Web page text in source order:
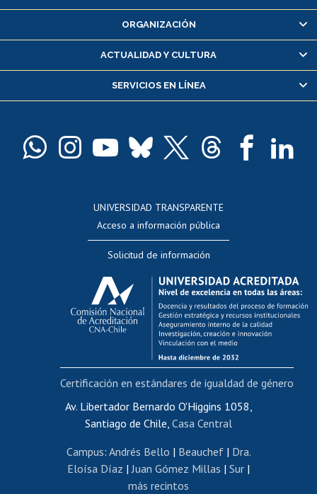
Inscripción y cambio de asignaturas
Consulta y certificado de notas
Servicio médico y dental
Pago de arancel y crédito alumnos
Docentes
Evaluación docente
Calificación académica
Postulación al AUCAI
Funcionarias/os
Cursos internos de capacitación
Bienestar del personal
Portal de movilidad interna
Certificado de renta
Certificado de renta honorarios
Editar páginas blancas
ORGANIZACIÓN
ACTUALIDAD Y CULTURA
SERVICIOS EN LÍNEA
UNIVERSIDAD TRANSPARENTE
Acceso a información pública
Solicitud de información
Av. Libertador Bernardo O'Higgins 1058,
Santiago de Chile, Casa Central
Campus: Andrés Bello | Beauchef| Dra.
Eloísa Díaz |Juan Gómez Millas | Sur |
más recintos
Certificación en estándares de igualdad de género